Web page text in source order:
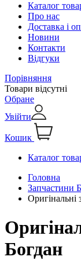
Каталог
Про нас
Доставка і
Новини
Контакти
Відгуки
Порівняння
Товари відсутні
Обране
Увійти
Кошик
Каталог
Головна
Запчастини
Оригінальні
Богдан